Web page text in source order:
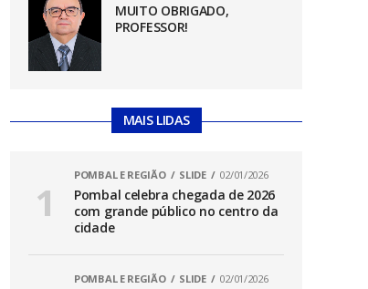
MUITO OBRIGADO,
PROFESSOR!
MAIS LIDAS
POMBAL E REGIÃO SLIDE 02/01/2026
Pombal celebra chegada de 2026
com grande público no centro da
cidade
POMBAL E REGIÃO SLIDE 02/01/2026